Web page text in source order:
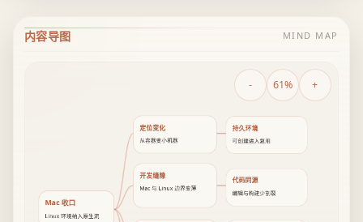
内容导图 MIND MAP
- 61% +
Mac 收口
Linux 环境纳入原生流
定位变化
从容器变小机器
持久环境
可创建进入复用
开发缝隙
Mac 与 Linux 边界变薄
代码同源
编辑与构建少割裂